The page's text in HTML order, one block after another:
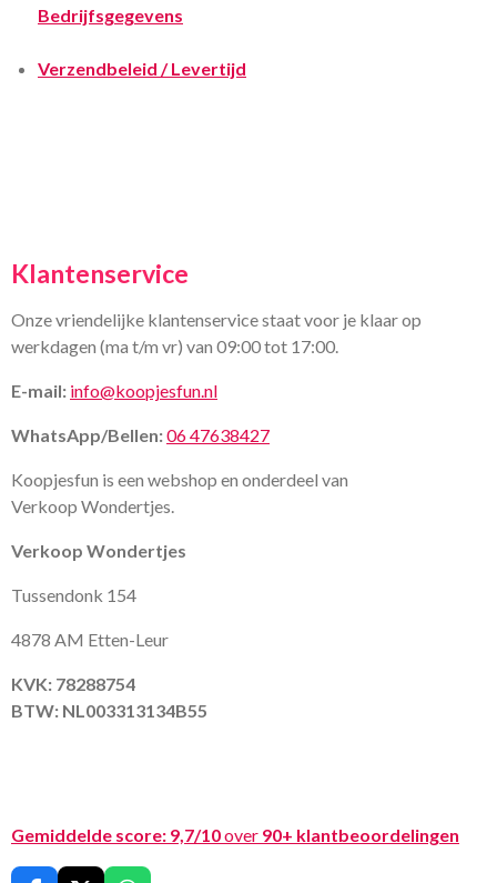
Bedrijfsgegevens
Verzendbeleid / Levertijd
Klantenservice
Onze vriendelijke klantenservice staat voor je klaar op
werkdagen (ma t/m vr) van 09:00 tot 17:00.
E-mail: info@koopjesfun.nl
WhatsApp/Bellen:06 47638427
Koopjesfun is een webshop en onderdeel van
Verkoop Wondertjes.
Verkoop Wondertjes
Tussendonk 154
4878 AM Etten-Leur
KVK: 78288754
BTW: NL003313134B55
Gemiddelde score: 9,7/10over 90+ klantbeoordelingen